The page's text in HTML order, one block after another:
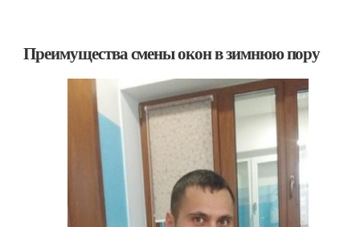
Преимущества смены окон в зимнюю пору